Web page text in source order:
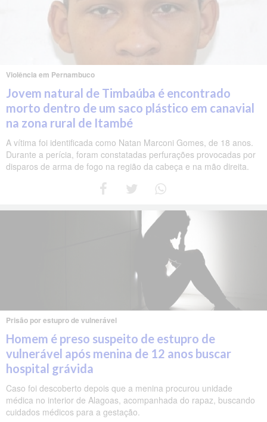
Violência em Pernambuco
Jovem natural de Timbaúba é encontrado
morto dentro de um saco plástico em canavial
na zona rural de Itambé
A vítima foi identificada como Natan Marconi Gomes, de 18 anos.
Durante a perícia, foram constatadas perfurações provocadas por
disparos de arma de fogo na região da cabeça e na mão direita.
Prisão por estupro de vulnerável
Homem é preso suspeito de estupro de
vulnerável após menina de 12 anos buscar
hospital grávida
Caso foi descoberto depois que a menina procurou unidade
médica no interior de Alagoas, acompanhada do rapaz, buscando
cuidados médicos para a gestação.